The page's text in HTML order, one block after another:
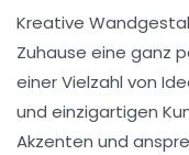
Kreative
Zuhause eine ganz
einer Vielzahl von
und einzigartigen
Akzenten und